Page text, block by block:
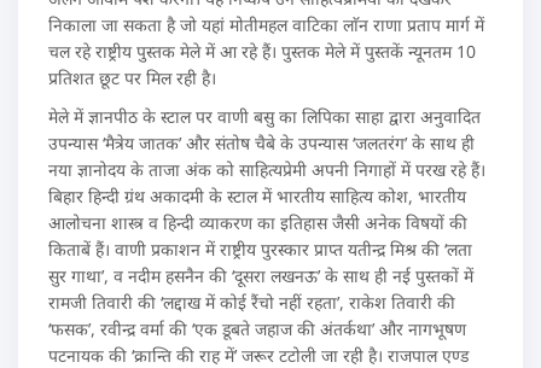
निकाला जा सकता है जो यहां मोतीमहल वाटिका लाॅन राणा प्रताप मार्ग में
चल रहे राष्ट्रीय पुस्तक मेले में आ रहे हैं। पुस्तक मेले में पुस्तकें न्यूनतम 10
प्रतिशत छूट पर मिल रही है।
मेले में ज्ञानपीठ के स्टाल पर वाणी बसु का लिपिका साहा द्वारा अनुवादित
उपन्यास ‘मैत्रेय जातक’ और संतोष चैबे के उपन्यास ‘जलतरंग’ के साथ ही
नया ज्ञानोदय के ताजा अंक को साहित्यप्रेमी अपनी निगाहों में परख रहे हैं।
बिहार हिन्दी ग्रंथ अकादमी के स्टाल में भारतीय साहित्य कोश, भारतीय
आलोचना शास्त्र व हिन्दी व्याकरण का इतिहास जैसी अनेक विषयों की
किताबें हैं। वाणी प्रकाशन में राष्ट्रीय पुरस्कार प्राप्त यतीन्द्र मिश्र की ‘लता
सुर गाथा’, व नदीम हसनैन की ‘दूसरा लखनऊ’ के साथ ही नई पुस्तकों में
रामजी तिवारी की ‘लद्दाख में कोई रैंचो नहीं रहता’, राकेश तिवारी की
‘फसक’, रवीन्द्र वर्मा की ‘एक डूबते जहाज की अंतर्कथा’ और नागभूषण
पटनायक की ‘क्रान्ति की राह में’ जरूर टटोली जा रही है। राजपाल एण्ड